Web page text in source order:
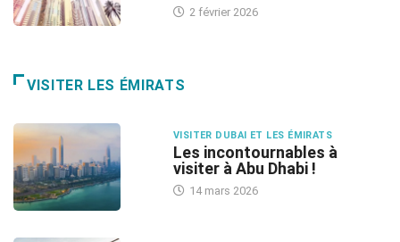
2 février 2026
VISITER LES ÉMIRATS
VISITER DUBAI ET LES ÉMIRATS
Les incontournables à
visiter à Abu Dhabi !
14 mars 2026